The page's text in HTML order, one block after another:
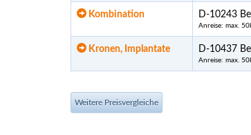
Kombination D-10243
Anreise: max.
Kronen, Implantate D-10437
Anreise: max.
Weitere Preisvergleiche